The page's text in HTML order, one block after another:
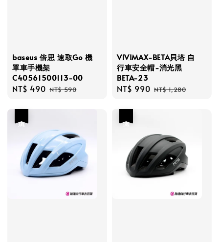
baseus 倍思 速取Go 機
單車手機架
C40561500113-00
Sale
NT$ 490 Regular
NT$ 590
VIVIMAX-BETA貝塔 自
行車安全帽-消光黑
BETA-23
Sale
NT$ 990 Regular
NT$ 1,280